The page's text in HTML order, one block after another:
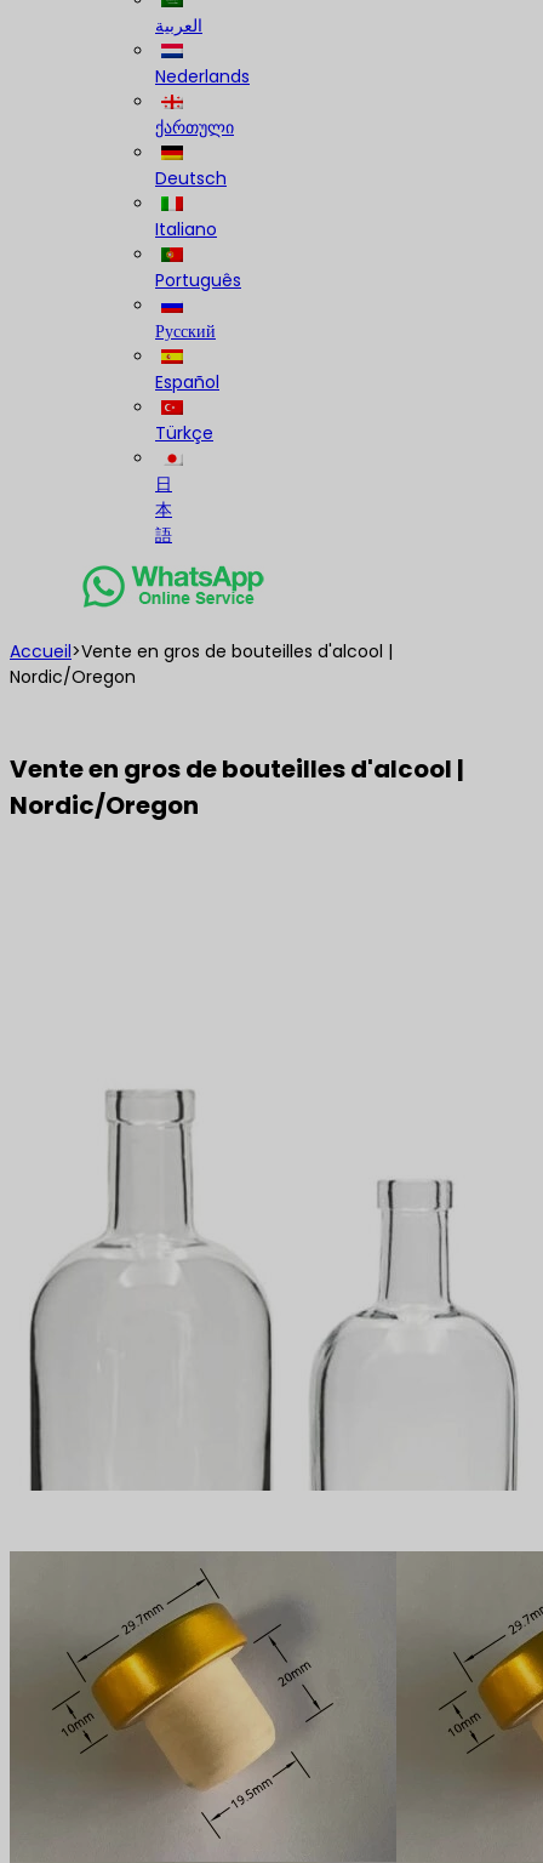
العربية
Nederlands
ქართული
Deutsch
Italiano
Português
Русский
Español
Türkçe
日
本
語
Accueil>Vente en gros de bouteilles d'alcool |
Nordic/Oregon
Vente en gros de bouteilles d'alcool |
Nordic/Oregon